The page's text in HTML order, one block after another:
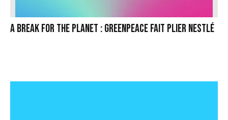
A break for the planet : Greenpeace fait plier Nestlé